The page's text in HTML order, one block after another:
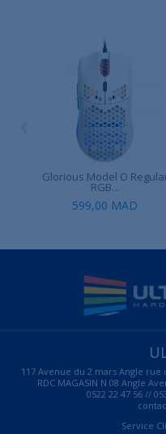
Glorious Model O
RGB...
599,00 MAD
117 Avenue du 2 mars Angle rue
RDC MAGASIN N 08 Angle
0522 22 47 56 //
Service